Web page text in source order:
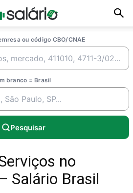
ou código CBO/CNAE
branco = Brasil
Pesquisar
no
Salário Brasil